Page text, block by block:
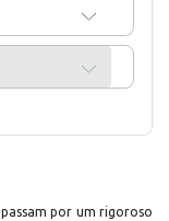
por um rigoroso